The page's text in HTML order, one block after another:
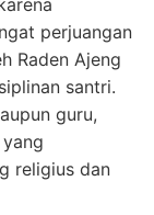
perjuangan
Raden Ajeng
santri.
guru,
religius dan